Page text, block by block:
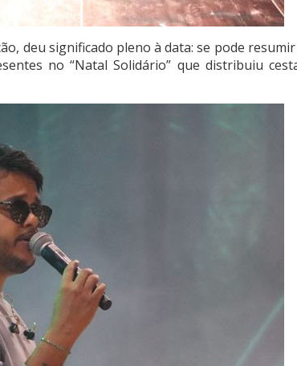
deu significado pleno à data: se pode
no “Natal Solidário” que distribuiu